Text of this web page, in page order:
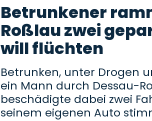
Betrunkener
Roßlau zwei
will flüchten
Betrunken, unter Drogen
ein Mann durch Dessau-
beschädigte dabei zwei
seinem eigenen Auto